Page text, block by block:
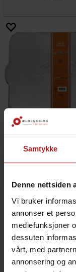
Samtykke
Denne nettsiden
Vi bruker
annonser et
mediefunksjoner
dessuten
vårt, med
annonsering og
Fettoppsamler
179,-